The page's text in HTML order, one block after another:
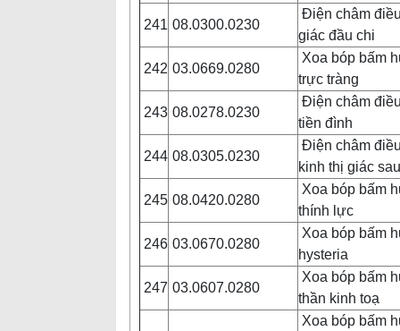
241 08.0300.0230
Điện châm
giác đầu chi
242 03.0669.0280
Xoa bóp bấm
trực tràng
243 08.0278.0230
Điện châm
tiền đình
244 08.0305.0230
Điện châm
kinh thị giác
245 08.0420.0280
Xoa bóp bấm
thính lực
246 03.0670.0280
Xoa bóp bấm
hysteria
247 03.0607.0280
Xoa bóp bấm
thần kinh toạ
Xoa bóp bấm